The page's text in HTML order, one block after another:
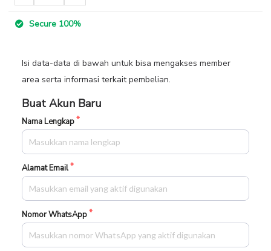
Secure 100%
Isi data-data di bawah untuk bisa mengakses member
area serta informasi terkait pembelian.
Buat Akun Baru
Nama Lengkap
Alamat Email
Nomor WhatsApp